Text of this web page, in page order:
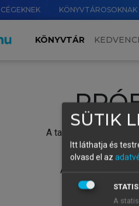
CÉGEKNEK KÖNYVTÁROSOKNAK
KÖNYVTÁR
A tartalom
Új
A próbaidőszak
A
SÜTIK
Itt láthatja és
olvasd el az
A